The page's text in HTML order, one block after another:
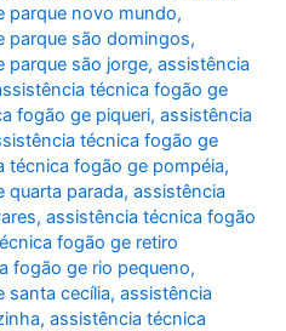
parque novo mundo,
parque são domingos,
parque são jorge,assistência
técnica fogão ge
fogão ge piqueri,assistência
técnica fogão ge
técnica fogão ge pompéia,
quarta parada,assistência
,assistência técnica fogão
fogão ge retiro
fogão ge rio pequeno,
santa cecília,assistência
,assistência técnica